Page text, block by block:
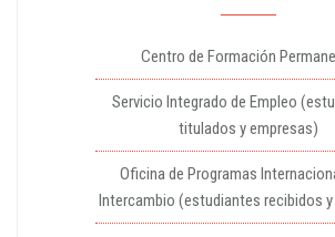
Centro de Formación
Servicio Integrado de Empleo
titulados y empresas)
Oficina de Programas
Intercambio (estudiantes recibidos